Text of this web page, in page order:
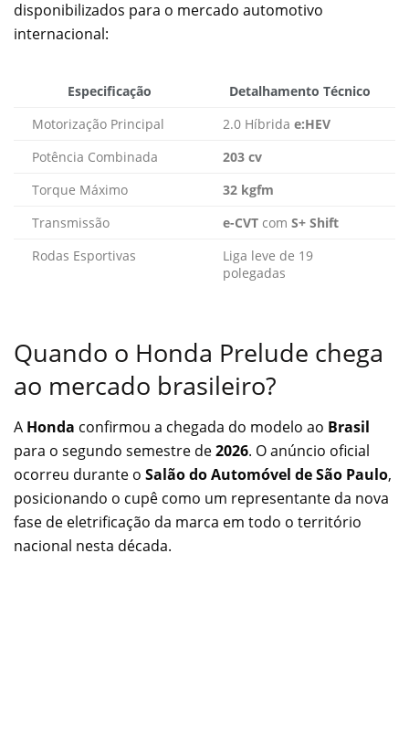
disponibilizados para o mercado automotivo
internacional:
Especificação
Detalhamento Técnico
Motorização Principal
2.0 Híbrida e:HEV
Potência Combinada
203 cv
Torque Máximo
32 kgfm
Transmissão
e-CVT com S+ Shift
Rodas Esportivas
Liga leve de 19
polegadas
Quando o Honda Prelude chega
ao mercado brasileiro?
A Honda confirmou a chegada do modelo ao Brasil
para o segundo semestre de2026. O anúncio oficial
ocorreu durante o Salão do Automóvel de São Paulo,
posicionando o cupê como um representante da nova
fase de eletrificação da marca em todo o território
nacional nesta década.